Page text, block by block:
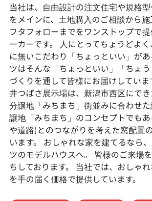
当社は、自由設計の注文住宅や規格
をメインに、土地購入のご相談から
フタフォローまでをワンストップで
ーカーです。 人にとってちょうどよ
に無いこだわり「ちょっといい」が
ツはそんな「ちょっといい」「ちょ
づくりを通して皆様にお届けしてい
井つばさ展示場は、新潟市西区にで
分譲地「みちまち」街並みに合わせ
譲地「みちまち」のコンセプトでも
や道路)とのつながりを考えた窓配置
います。 おしゃれな家を建てるなら
ツのモデルハウスへ。 皆様のご来場
ちしております。 当社では、おしゃ
を手の届く価格で提供しています。